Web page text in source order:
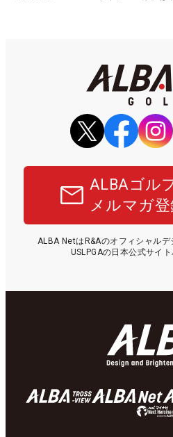
ALBAゴル
メルマガ
ALBA NetはR&Aのオフィシャル
USLPGAの日本公式サイト